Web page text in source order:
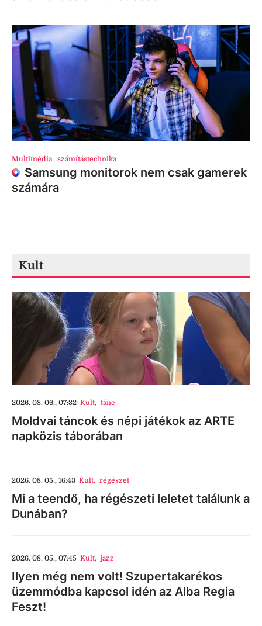
Multimédia, számítástechnika
Samsung monitorok nem csak gamerek
számára
Kult
2026. 08. 06., 07:32 Kult, tánc
Moldvai táncok és népi játékok az ARTE
napközis táborában
2026. 08. 05., 16:43 Kult, régészet
Mi a teendő, ha régészeti leletet találunk a
Dunában?
2026. 08. 05., 07:45 Kult, jazz
Ilyen még nem volt! Szupertakarékos
üzemmódba kapcsol idén az Alba Regia
Feszt!